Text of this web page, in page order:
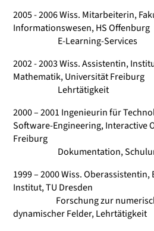
2005 - 2006 Wiss. Mitarbeiterin,
Informationswesen, HS Offenburg
E-Learning-Services
2002 - 2003 Wiss. Assistentin,
Mathematik, Universität Freiburg
Lehrtätigkeit
2000 – 2001 Ingenieurin für
Software-Engineering, Interactive
Freiburg
Dokumentation,
1999 – 2000 Wiss.
Institut, TU Dresden
Forschung zur
dynamischer Felder, Lehrtätigkeit